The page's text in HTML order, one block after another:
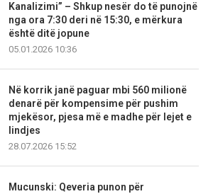
Kanalizimi” – Shkup nesër do të punojnë
nga ora 7:30 deri në 15:30, e mërkura
është ditë jopune
05.01.2026 10:36
Në korrik janë paguar mbi 560 milionë
denarë për kompensime për pushim
mjekësor, pjesa më e madhe për lejet e
lindjes
28.07.2026 15:52
Mucunski: Qeveria punon për